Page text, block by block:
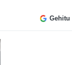
Gehitu